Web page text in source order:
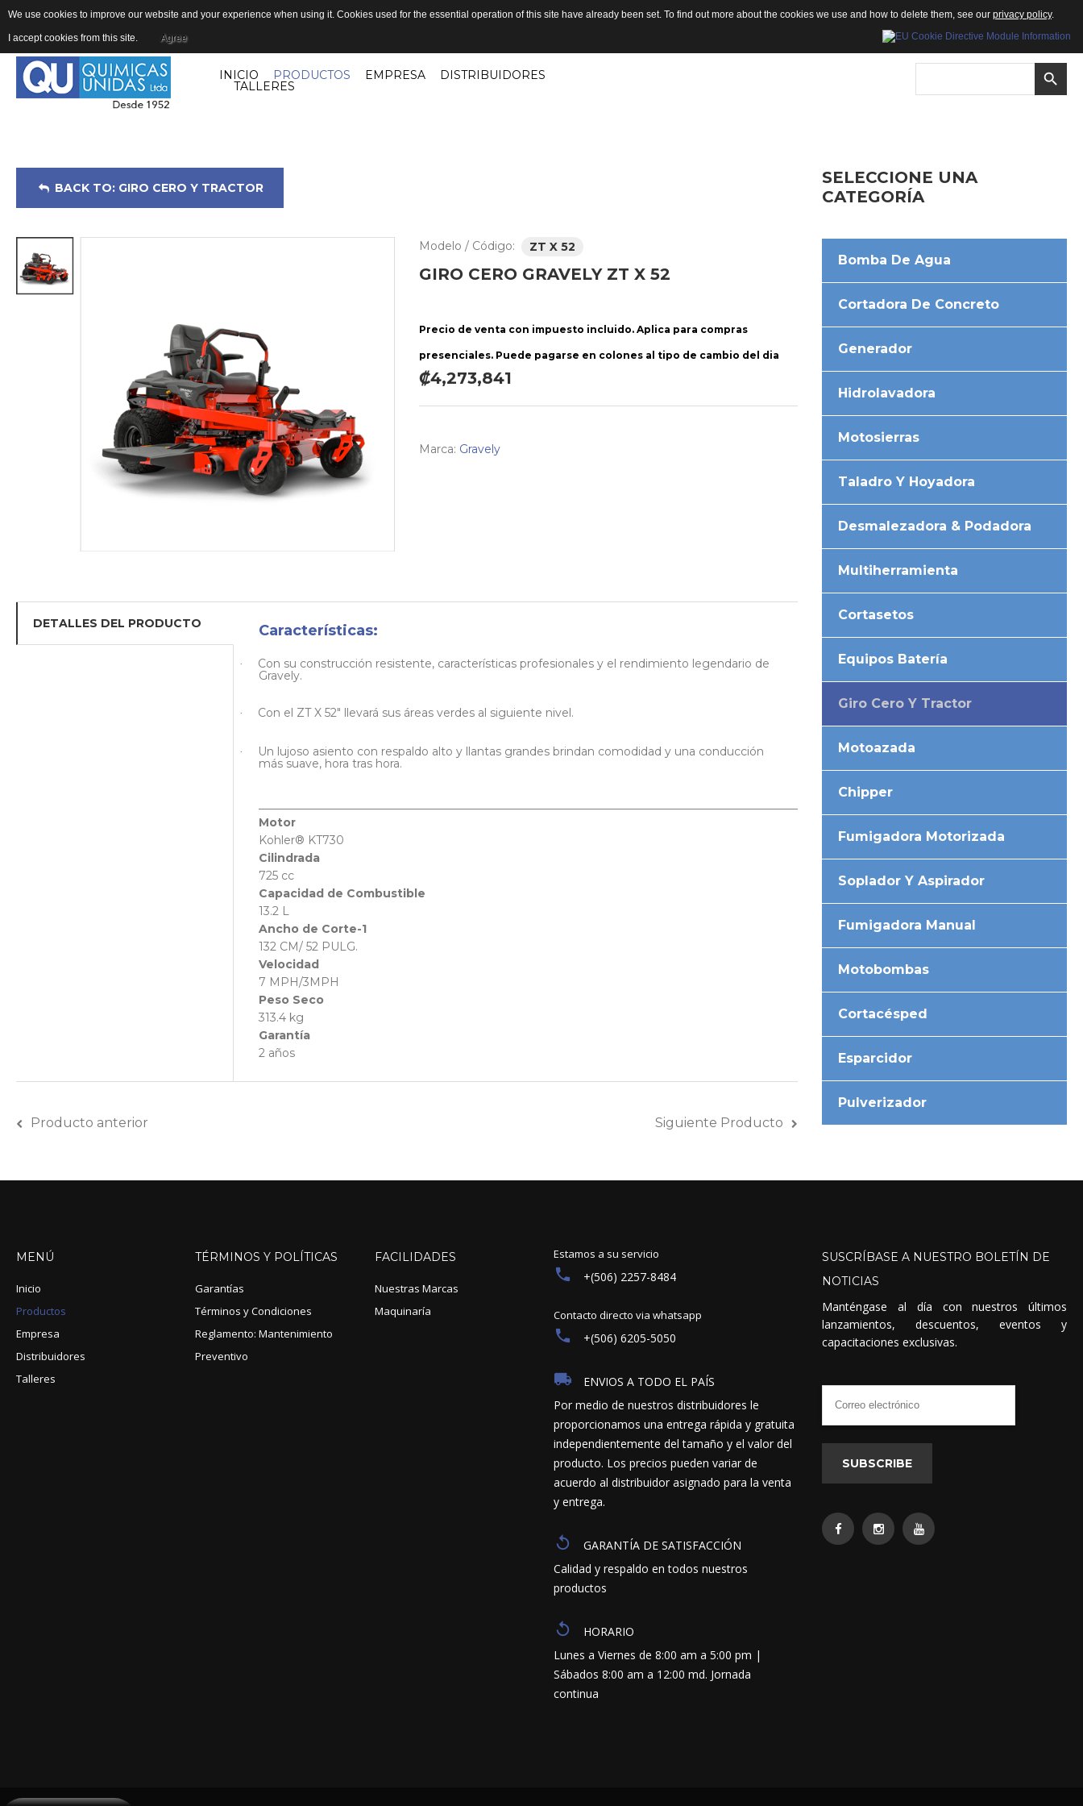
INICIO PRODUCTOS EMPRESA DISTRIBUIDORES
TALLERES
BACK TO: GIRO CERO Y TRACTOR
Modelo / Código: ZT X 52
GIRO CERO GRAVELY ZT X 52
Precio de venta con impuesto incluido. Aplica para compras
presenciales. Puede pagarse en colones al tipo de cambio del dia
₡4,273,841
Marca: Gravely
DETALLES DEL PRODUCTO Características:
·
Con su construcción resistente, características profesionales y el rendimiento legendario de
Gravely.
· Con el ZT X 52" llevará sus áreas verdes al siguiente nivel.
·
Un lujoso asiento con respaldo alto y llantas grandes brindan comodidad y una conducción
más suave, hora tras hora.
Motor
Kohler® KT730
Cilindrada
725 cc
Capacidad de Combustible
13.2 L
Ancho de Corte-1
132 CM/ 52 PULG.
Velocidad
7 MPH/3MPH
Peso Seco
313.4 kg
Garantía
2 años
Producto anterior Siguiente Producto
SELECCIONE UNA
CATEGORÍA
Bomba De Agua
Cortadora De Concreto
Generador
Hidrolavadora
Motosierras
Taladro Y Hoyadora
Desmalezadora & Podadora
Multiherramienta
Cortasetos
Equipos Batería
Giro Cero Y Tractor
Motoazada
Chipper
Fumigadora Motorizada
Soplador Y Aspirador
Fumigadora Manual
Motobombas
Cortacésped
Esparcidor
Pulverizador
MENÚ
Inicio
Productos
Empresa
Distribuidores
Talleres
TÉRMINOS Y POLÍTICAS
Garantías
Términos y Condiciones
Reglamento: Mantenimiento
Preventivo
FACILIDADES
Nuestras Marcas
Maquinaría
Estamos a su servicio
+(506) 2257-8484
Contacto directo via whatsapp
+(506) 6205-5050
ENVIOS A TODO EL PAÍS
Por medio de nuestros distribuidores le
proporcionamos una entrega rápida y gratuita
independientemente del tamaño y el valor del
producto. Los precios pueden variar de
acuerdo al distribuidor asignado para la venta
y entrega.
GARANTÍA DE SATISFACCIÓN
Calidad y respaldo en todos nuestros
productos
HORARIO
Lunes a Viernes de 8:00 am a 5:00 pm |
Sábados 8:00 am a 12:00 md. Jornada
continua
SUSCRÍBASE A NUESTRO BOLETÍN DE
NOTICIAS
Manténgase al día con nuestros últimos
lanzamientos, descuentos, eventos y
capacitaciones exclusivas.
SUBSCRIBE
We use cookies to improve our website and your experience when using it. Cookies used for the essential operation of this site have already been set. To find out more about the cookies we use and how to delete them, see our privacy policy.
I accept cookies from this site. Agree